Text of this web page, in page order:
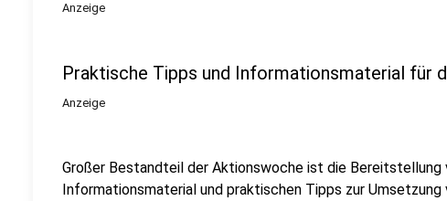
Anzeige
Praktische Tipps und Informationsmaterial für
Anzeige
Großer Bestandteil der Aktionswoche ist die Bereitstellung
Informationsmaterial und praktischen Tipps zur Umsetzung